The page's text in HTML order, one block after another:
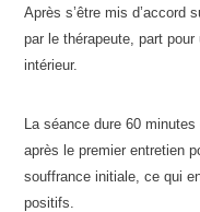
Après s’être mis d’accord
par le thérapeute, part
intérieur.
La séance dure 60
après le premier entretien
souffrance initiale, ce qui
positifs.